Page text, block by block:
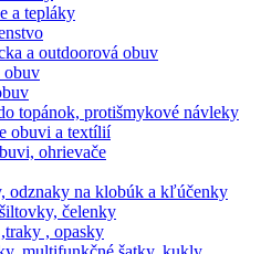
a tepláky
a outdoorová obuv
obuv
topánok, protišmykové návleky
obuvi a textílií
ohrievače
odznaky na klobúk a kľúčenky
čelenky
, opasky